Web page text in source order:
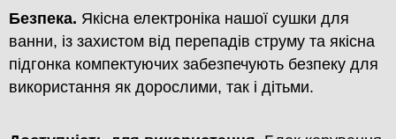
Безпека. Якісна електроніка нашої сушки для
ванни, із захистом від перепадів струму та якісна
підгонка компектуючих забезпечують безпеку для
використання як дорослими, так і дітьми.